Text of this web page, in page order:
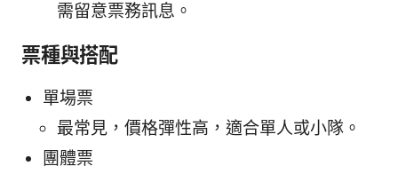
需留意票務訊息。
票種與搭配
單場票
最常見，價格彈性高，適合單人或小隊。
團體票